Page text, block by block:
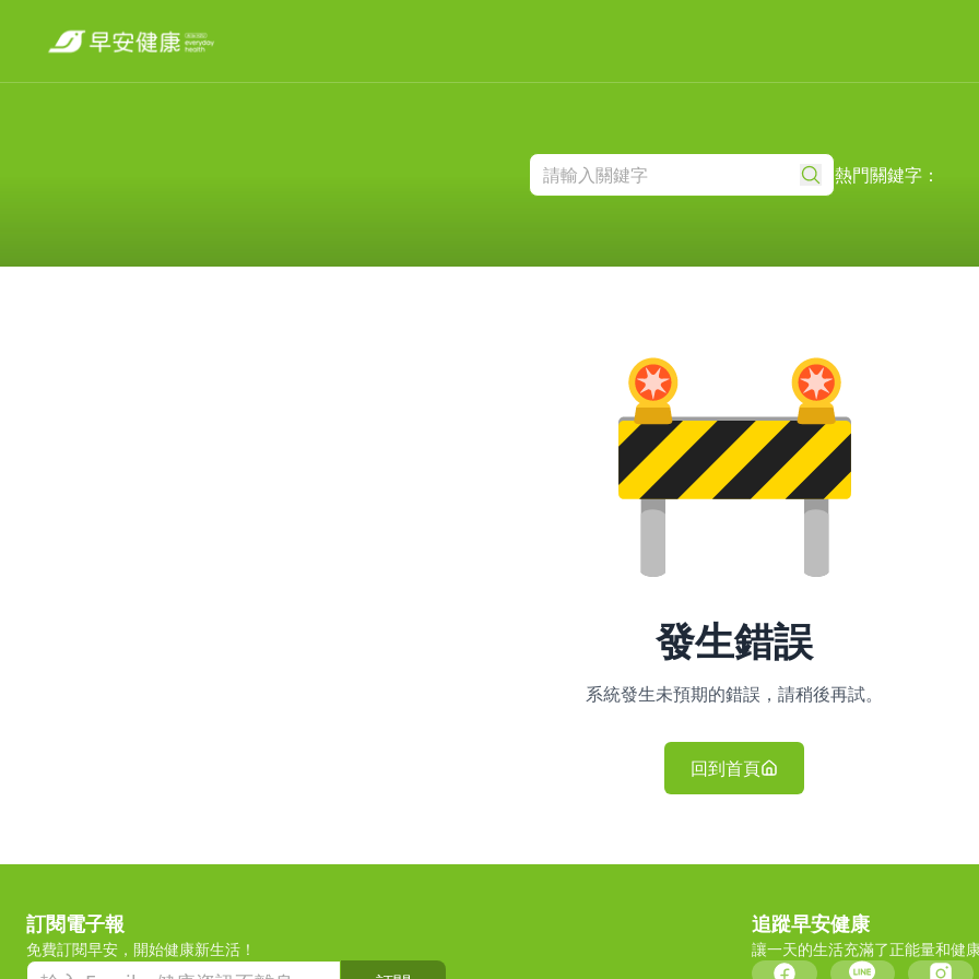
熱門關鍵字：
發生錯誤
系統發生未預期的錯誤，請稍後再試。
回到首頁
訂閱電子報
免費訂閱早安，開始健康新生活！
追蹤早安健康
讓一天的生活充滿了正能量和健